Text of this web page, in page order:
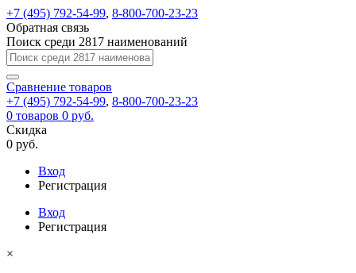
+7 (495) 792-54-99, 8-800-700-23-23
Обратная связь
Поиск среди 2817 наименований
Сравнение товаров
+7 (495) 792-54-99, 8-800-700-23-23
0 товаров 0 руб.
Скидка
0 руб.
Вход
Регистрация
Вход
Регистрация
×